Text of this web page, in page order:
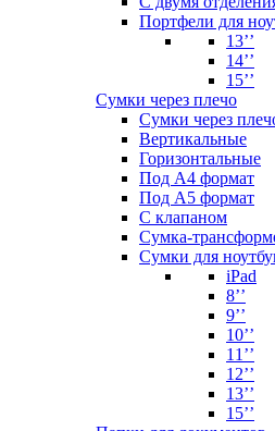
Портфели для
13’’
14’’
15’’
Сумки через плечо
Сумки через
Вертикальные
Горизонтальные
Под А4 формат
Под А5 формат
С клапаном
Сумка-
Сумки для
iPad
8’’
9’’
10’’
11’’
12’’
13’’
15’’